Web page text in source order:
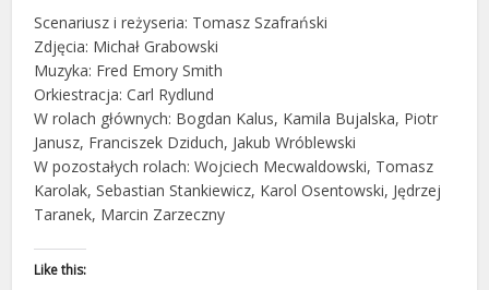
Scenariusz i reżyseria: Tomasz Szafrański
Zdjęcia: Michał Grabowski
Muzyka: Fred Emory Smith
Orkiestracja: Carl Rydlund
W rolach głównych: Bogdan Kalus, Kamila Bujalska, Piotr
Janusz, Franciszek Dziduch, Jakub Wróblewski
W pozostałych rolach: Wojciech Mecwaldowski, Tomasz
Karolak, Sebastian Stankiewicz, Karol Osentowski, Jędrzej
Taranek, Marcin Zarzeczny
Like this: